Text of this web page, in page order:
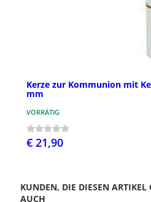
Kerze zur Kommunion mit
mm
VORRÄTIG
€ 21,90
KUNDEN, DIE DIESEN
AUCH